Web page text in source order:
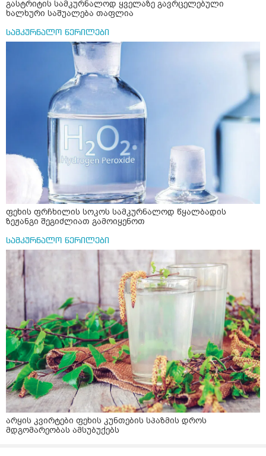
გასტრიტის სამკურნალოდ ყველაზე გავრცელებული
ხალხური საშუალება თაფლია
სამკურნალო წერილები
ფეხის ფრჩხილის სოკოს სამკურნალოდ წყალბადის
ზეჟანგი შეგიძლიათ გამოიყენოთ
სამკურნალო წერილები
არყის კვირტები ფეხის კუნთების სპაზმის დროს
მდგომარეობას ამსუბუქებს